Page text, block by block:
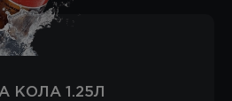
КОЛА 1.25Л